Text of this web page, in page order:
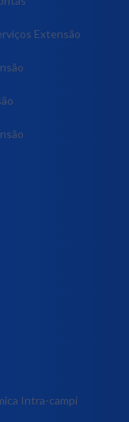
Extensão
Intra-campi